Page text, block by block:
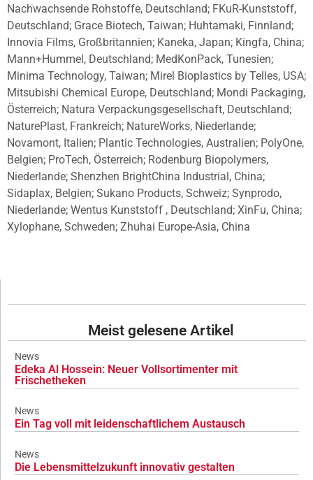
Nachwachsende Rohstoffe, Deutschland; FKuR-Kunststoff,
Deutschland; Grace Biotech, Taiwan; Huhtamaki, Finnland;
Innovia Films, Großbritannien; Kaneka, Japan; Kingfa, China;
Mann+Hummel, Deutschland; MedKonPack, Tunesien;
Minima Technology, Taiwan; Mirel Bioplastics by Telles, USA;
Mitsubishi Chemical Europe, Deutschland; Mondi Packaging,
Österreich; Natura Verpackungsgesellschaft, Deutschland;
NaturePlast, Frankreich; NatureWorks, Niederlande;
Novamont, Italien; Plantic Technologies, Australien; PolyOne,
Belgien; ProTech, Österreich; Rodenburg Biopolymers,
Niederlande; Shenzhen BrightChina Industrial, China;
Sidaplax, Belgien; Sukano Products, Schweiz; Synprodo,
Niederlande; Wentus Kunststoff , Deutschland; XinFu, China;
Xylophane, Schweden; Zhuhai Europe-Asia, China
Meist gelesene Artikel
News
Edeka Al Hossein: Neuer Vollsortimenter mit
Frischetheken
News
Ein Tag voll mit leidenschaftlichem Austausch
News
Die Lebensmittelzukunft innovativ gestalten